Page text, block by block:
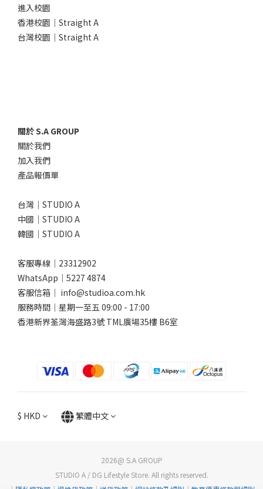
進入校園
香港校園｜Straight A
台灣校園｜Straight A
關於 S.A GROUP
關於我們
加入我們
產品報價單
台灣｜STUDIO A
中國｜STUDIO A
韓國｜STUDIO A
客服專線｜23312902
WhatsApp｜ 5227 4874
客服信箱｜ info@studioa.com.hk
服務時間｜星期一至五 09:00 - 17:00
香港新界荃灣海盛路3號 TML廣場35樓 B6室
$ HKD 繁體中文
2026@ S.A GROUP
STUDIO A / DG Lifestyle Store. All rights reserved.